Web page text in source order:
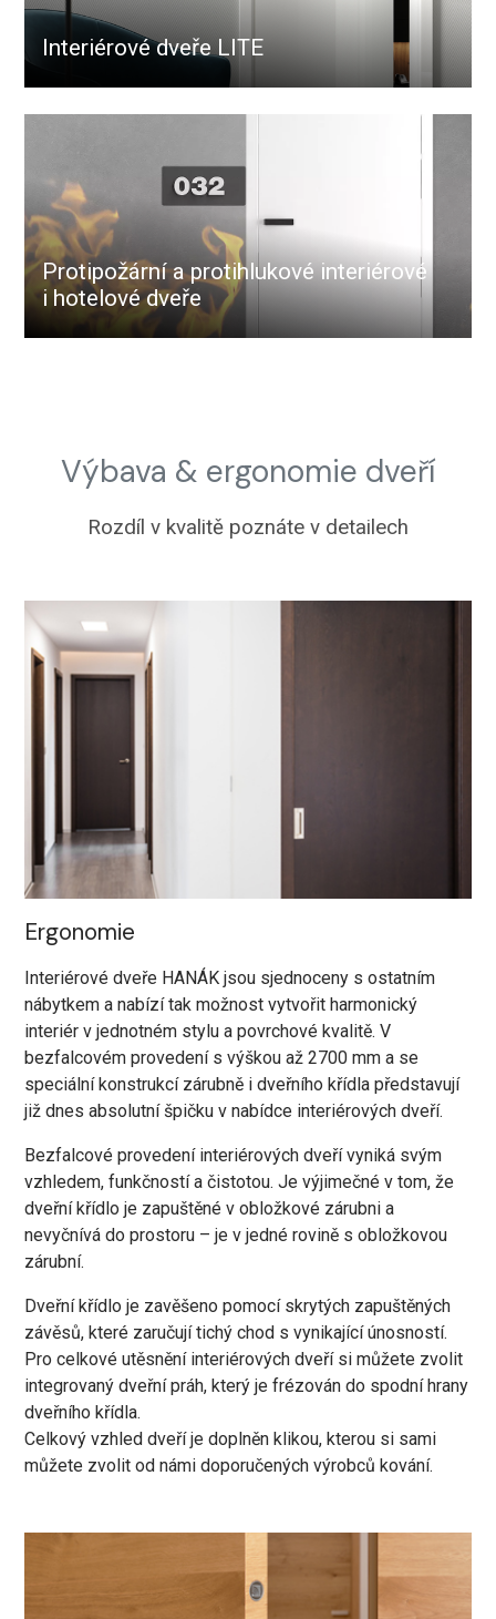
Interiérové dveře LITE
Protipožární a protihlukové interiérové
i hotelové dveře
Výbava & ergonomie dveří
Rozdíl v kvalitě poznáte v detailech
Ergonomie
Interiérové dveře HANÁK jsou sjednoceny s ostatním
nábytkem a nabízí tak možnost vytvořit harmonický
interiér v jednotném stylu a povrchové kvalitě. V
bezfalcovém provedení s výškou až 2700 mm a se
speciální konstrukcí zárubně i dveřního křídla představují
již dnes absolutní špičku v nabídce interiérových dveří.
Bezfalcové provedení interiérových dveří vyniká svým
vzhledem, funkčností a čistotou. Je výjimečné v tom, že
dveřní křídlo je zapuštěné v obložkové zárubni a
nevyčnívá do prostoru – je v jedné rovině s obložkovou
zárubní.
Dveřní křídlo je zavěšeno pomocí skrytých zapuštěných
závěsů, které zaručují tichý chod s vynikající únosností.
Pro celkové utěsnění interiérových dveří si můžete zvolit
integrovaný dveřní práh, který je frézován do spodní hrany
dveřního křídla.
Celkový vzhled dveří je doplněn klikou, kterou si sami
můžete zvolit od námi doporučených výrobců kování.